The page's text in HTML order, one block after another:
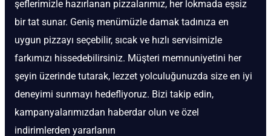
şeflerimizle hazırlanan pizzalarımız, her lokmada eşsiz
bir tat sunar. Geniş menümüzle damak tadınıza en
uygun pizzayı seçebilir, sıcak ve hızlı servisimizle
farkımızı hissedebilirsiniz. Müşteri memnuniyetini her
şeyin üzerinde tutarak, lezzet yolculuğunuzda size en iyi
deneyimi sunmayı hedefliyoruz. Bizi takip edin,
kampanyalarımızdan haberdar olun ve özel
indirimlerden yararlanın